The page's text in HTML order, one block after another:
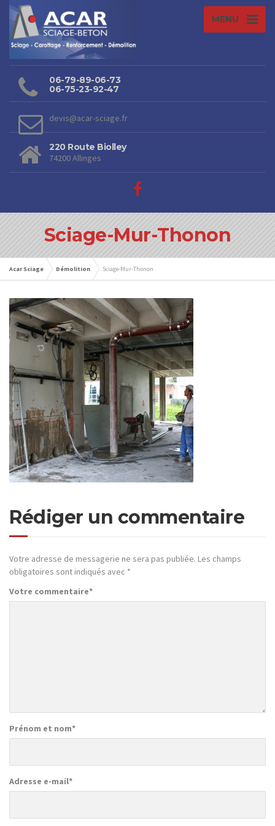
MENU
06-79-89-06-73
06-75-23-92-47
devis@acar-sciage.fr
220 Route Biolley
74200 Allinges
Sciage-Mur-Thonon
Acar Sciage Démolition Sciage-Mur-Thonon
Rédiger un commentaire
Votre adresse de messagerie ne sera pas publiée. Les champs
obligatoires sont indiqués avec *
Votre commentaire*
Prénom et nom*
Adresse e-mail*